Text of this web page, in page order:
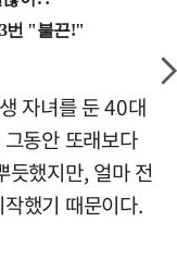
자녀를 둔 40대
동안 또래보다
듯했지만, 얼마 전
했기 때문이다.